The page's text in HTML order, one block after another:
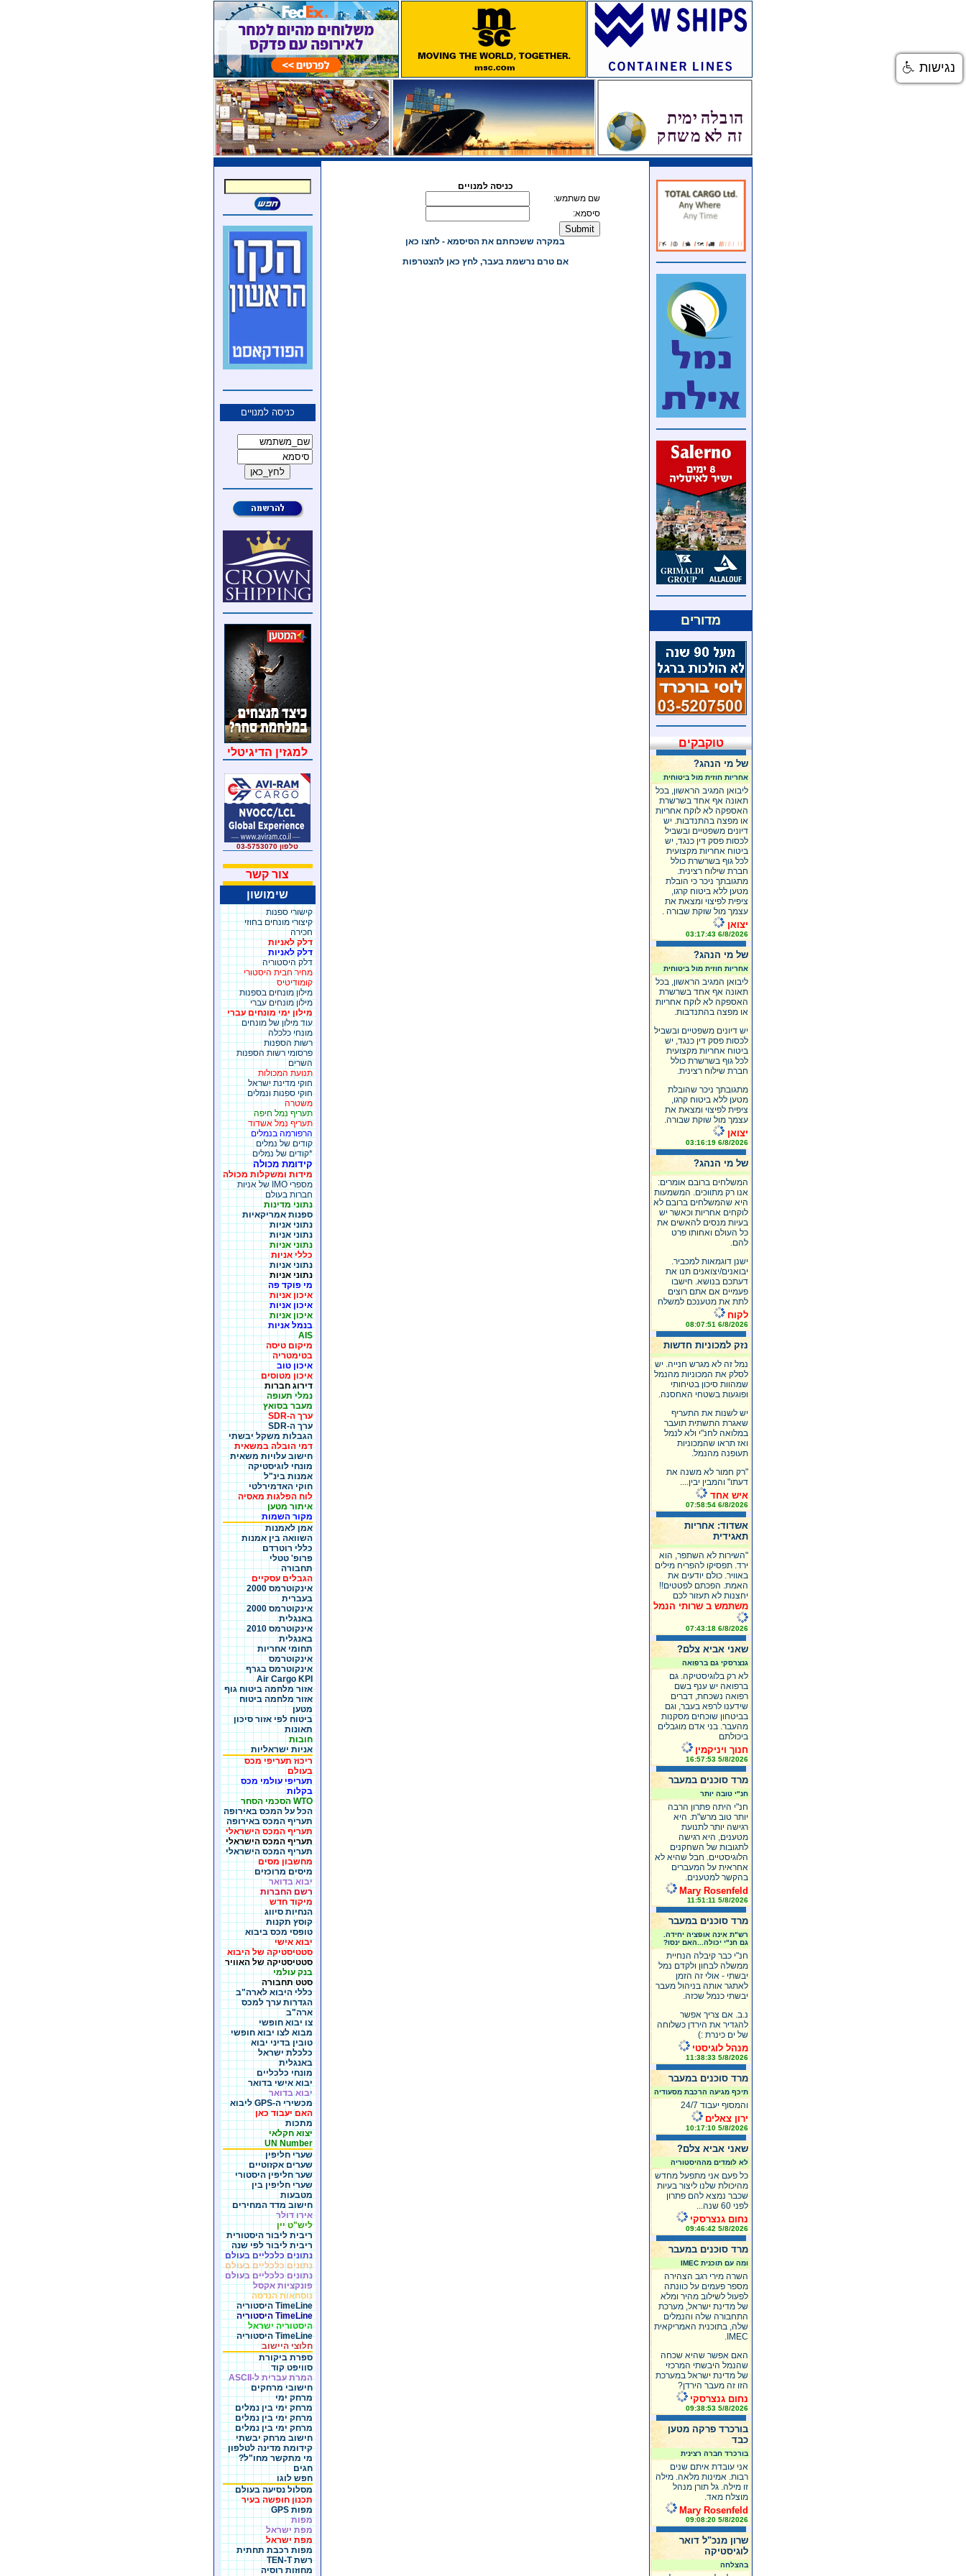
מדורים
טוקבקים
של מי הנהג?
אחריות חוזית מול ביטוחית
ליבואן המגיב הראשון, בכל
תאונה אף אחד בשרשרת
האספקה לא לוקח אחריות
או מפצה בהתנדבות. יש
דיונים משפטיים ובשביל
לכסות פסק דין כנגד, יש
ביטוח אחריות מקצועית
לכל גוף בשרשרת כולל
חברת שילוח רצינית.
מתגובתך ניכר כי הובלת
מטען ללא ביטוח קרגו,
ציפית לפיצוי ומצאת את
עצמך מול שוקת שבורה .
יצואן
6/8/2026 03:17:43
של מי הנהג?
אחריות חוזית מול ביטוחית
ליבואן המגיב הראשון, בכל
תאונה אף אחד בשרשרת
האספקה לא לוקח אחריות
או מפצה בהתנדבות.
יש דיונים משפטיים ובשביל
לכסות פסק דין כנגד, יש
ביטוח אחריות מקצועית
לכל גוף בשרשרת כולל
חברת שילוח רצינית.
מתגובתך ניכר שהובלת
מטען ללא ביטוח קרגו,
ציפית לפיצוי ומצאת את
עצמך מול שוקת שבורה.
יצואן
6/8/2026 03:16:19
של מי הנהג?
המשלחים ברובם אומרים:
אנו רק מתווכים. המשמעות
היא שהמשלחים ברובם לא
לוקחים אחריות וכאשר יש
בעיות מנסים להאשים את
כל העולם ואחותו פרט
להם.
ישנן דוגמאות למכביר.
יבואנים/יצואנים תנו את
דעתכם בנושא. חישבו
פעמיים אם אתם רוצים
לתת את מטענכם למשלח
לקוח
6/8/2026 08:07:51
נזק למכוניות חדשות
נמל זה לא מגרש חנייה. יש
לסלק את המכוניות מהנמל
שמהוות סיכון בטיחותי
ופוגעות בשטחי האחסנה.
יש לשנות את התעריף
שאגרת התשתית תועבר
במלואה לחנ"י ולא לנמל
ואז תראו שהמכוניות
תעופנה מהנמל.
"רק חמור לא משנה את
דעתו" והמבין יבין....
איש אחד
6/8/2026 07:58:54
אשדוד: אחריות
תאגידית
"השירות לא השתפר, הוא
ירד. תפסיקו להפריח מילים
באוויר. כולם יודעים את
האמת. הפכתם לפטטים!!
יחצנות לא תעזור לכם
משתמש ב שרותי הנמל
6/8/2026 07:43:18
שאני אביא צלם?
גנצרסקי גם ברפואה
לא רק בלוגיסטיקה. גם
ברפואה יש ענף בשם
רפואה נשכחת, דברים
שידענו לרפא בעבר, וגם
בביטחון שוכחים מסקנות
מהעבר. בני אדם מוגבלים
ביכולתם
חנוך ויניקמין
5/8/2026 16:57:53
מרד סוכנים במעבר
חנ"י טובה יותר
חנ"י היתה פתרון הרבה
יותר טוב מרש"ת. היא
רגישה יותר לתנועת
מטענים, היא רגישה
לתגובות של השחקנים
הלוגיסטיים. חבל שהיא לא
אחראית על המעברים
בהקשר למטענים.
Mary Rosenfeld
5/8/2026 11:51:11
מרד סוכנים במעבר
רש"ת אינה אופציה יחידה.
גם חנ"י יכולה...האם ינסו?
חנ"י כבר קיבלה הנחיית
ממשלה לבחון ולקדם נמל
יבשתי - אולי זה הזמן
לאתגר אותה בניהול מעבר
יבשתי כנמל שכזה.
נ.ב. אם צריך אפשר
להגדיר את הירדן כשלוחה
של ים כינרת :)
מנהל לוגיסטי
5/8/2026 11:38:33
מרד סוכנים במעבר
תיכף מגיעה הרכבת מסעודיה
והמסוף יעבוד 24/7
ירון צאלים
5/8/2026 10:17:10
שאני אביא צלם?
לא לומדים מההיסטוריה
כל פעם אני מתפעל מחדש
מהיכולת שלנו ליצור בעיות
שכבר נמצא להם פתרון
לפני 60 שנה...
נחום גנצרסקי
5/8/2026 09:46:42
מרד סוכנים במעבר
ומה עם תוכנית IMEC
השרה מירי רגב הצהירה
מספר פעמים על כוונתה
לפעול לשילוב מהיר ומלא
של מדינת ישראל, מערכת
התחבורה שלה והנמלים
שלה, בתוכנית האמריקאית
IMEC.
האם אפשר שהיא שכחה
שהנמל היבשתי המרכזי
של מדינת ישראל במערכת
הזו זה מעבר הירדן?
נחום גנצרסקי
5/8/2026 09:38:53
בורכרד פרקה מטען
כבד
בורכרד חברה רצינית
אני עובדת איתם שנים
רבות. אמינות מלאה. מילה
זו מילה. גל תורן מנהל
מוצלח מאד.
Mary Rosenfeld
5/8/2026 09:08:20
שרון מנכ"ל דואר
לוגיסטיקה
בהצלחה
כניסה למנויים
שם משתמש:
סיסמא:
במקרה ששכחתם את הסיסמא - לחצו כאן
אם טרם נרשמת בעבר, לחץ כאן להצטרפות
כניסה למנויים
למגזין הדיגיטלי
טלפון 03-5753070
צור קשר
שימושון
קישורי ספנות
קיצורי מונחים בחוזי
חכירה
דלק לאניות
דלק לאניות
דלק היסטוריה
מחיר חבית היסטורי
קומודיטיס
מילון מונחים בספנות
מילון מונחים עברי
מילון ימי מונחים עברי
עוד מילון של מונחים
מונחי כלכלה
רשות הספנות
פרסומי רשות הספנות
השרים
תנועת המכולות
חוקי מדינת ישראל
חוקי ספנות ונמלים
משטרה
תעריף נמל חיפה
תעריף נמל אשדוד
הרפורמה בנמלים
קודים של נמלים
*קודים של נמלים
קידומת מכולה
מידות ומשקלות מכולה
מספרי IMO של אניות
חברות בעולם
נתוני מדינות
ספנות אמריקאיות
נתוני אניות
נתוני אניות
נתוני אניות
כללי אניות
נתוני אניות
נתוני אניות
מי פוקד פה
איכון אניות
איכון אניות
איכון אניות
בנמל אניות
AIS
מיקום טיסה
בטימטריה
איכון טוב
איכון מטוסים
דירוג חברות
נמלי תעופה
מעבר בסואץ
ערך ה-SDR
ערך ה-SDR
הגבלות משקל יבשתי
דמי הובלה במשאית
חישוב עלויות משאית
מונחי לוגיסטיקה
אמנות בינ"ל
חוקי האדמירלטי
לוח הפלגות מאסיה
איתור מטען
מקור השמות
אמן לאמנות
השוואה בין אמנות
כללי רוטרדם
פרופ' טטלי
תחבורה
הגבלים עסקיים
אינקוטרמס 2000
בעברית
אינקוטרמס 2000
באנגלית
אינקוטרמס 2010
באנגלית
תחומי אחריות
אינקוטרמס
אינקוטרמס בגרף
Air Cargo KPI
אזור מלחמה ביטוח גוף
אזור מלחמה ביטוח
מטען
ביטוח לפי אזור סיכון
תאונות
חובות
אניות ישראליות
ריכוז תעריפי מכס
בעולם
תעריפי עולמי מכס
בקלות
WTO הסכמי הסחר
הכל על המכס באירופה
תעריף המכס באירופה
תעריף המכס הישראלי
תעריף המכס הישראלי
תעריף המכס הישראלי
מחשבון מסים
מיסים מרוכזים
יבוא בדואר
רשם החברות
מיקוד חדש
הנחיות סיווג
קוסץ תקנות
טופסי מכס ביבוא
יבוא אישי
סטטיסטיקה של היבוא
סטטיסטיקה של האוויר
בנק עולמי
סטט תחבורה
כללי היבוא לארה"ב
הגדרות ערך למכס
ארה"ב
צו יבוא חופשי
מבוא לצו יבוא חופשי
טובין בדיני יבוא
כלכלת ישראל
באנגלית
מונחי כלכליים
יבוא אישי בדואר
יבוא בדואר
מכשירי ה-GPS ליבוא
האם יעבוד כאן
מתכות
יצוא חקלאי
UN Number
שערי חליפין
שערים אקזוטיים
שער חליפין היסטורי
שערי חליפין בין
מטבעות
חישוב מדד המחירים
אירו דולר
ליש"ט יין
ריבית ליבור היסטורית
ריבית ליבור לפי שנה
נתונים כלכליים בעולם
נתונים כלכליים בעולם
נתונים כלכליים בעולם
פונקציות אקסל
נוסחאות הנדסה
TimeLine היסטוריה
TimeLine היסטוריה
היסטוריה ישראל
TimeLine היסטוריה
חלוצי היישוב
ספרת ביקורת
סוויפט קוד
המרת עברית ל-ASCII
חישובי מרחקים
מרחק ימי
מרחק ימי בין נמלים
מרחק ימי בין נמלים
מרחק ימי בין נמלים
חישוב מרחק יבשתי
קידומת מדינה לטלפון
מי מתקשר מחו"ל?
חגים
חפש לוגו
מסלול נסיעה בעולם
תכנון חופשה בעיר
מפות GPS
מפות
מפת ישראל
מפת ישראל
מפות רכבת תחתית
רשת TEN-T
מחוזות רוסיה
נגישות